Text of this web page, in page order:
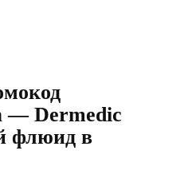
— Dermedic
флюид в